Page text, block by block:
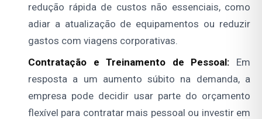
redução rápida de custos não essenciais, como
adiar a atualização de equipamentos ou reduzir
gastos com viagens corporativas.
Contratação e Treinamento de Pessoal: Em
resposta a um aumento súbito na demanda, a
empresa pode decidir usar parte do orçamento
flexível para contratar mais pessoal ou investir em